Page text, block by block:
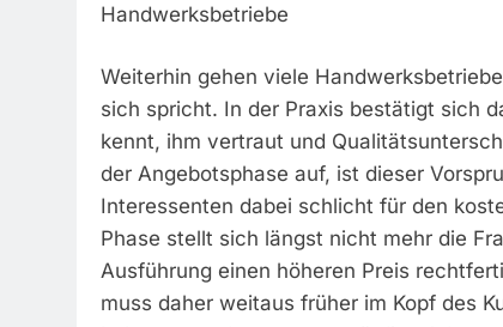
Handwerksbetriebe
Weiterhin gehen viele
sich spricht. In der Praxis bestätigt sich
kennt, ihm vertraut und
der Angebotsphase auf, ist dieser
Interessenten dabei schlicht für den
Phase stellt sich längst nicht mehr die
Ausführung einen höheren Preis
muss daher weitaus früher im Kopf des